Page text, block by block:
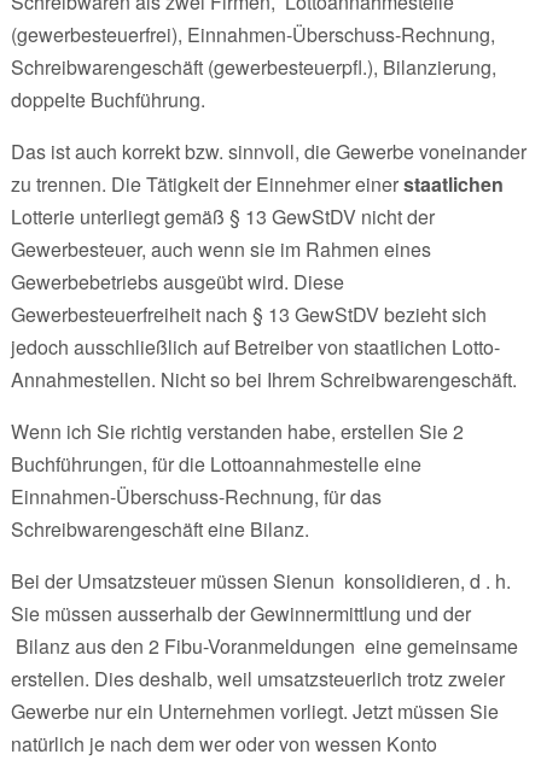
(gewerbesteuerfrei), Einnahmen-Überschuss-Rechnung,
Schreibwarengeschäft (gewerbesteuerpfl.), Bilanzierung,
doppelte Buchführung.
Das ist auch korrekt bzw. sinnvoll, die Gewerbe voneinander
zu trennen. Die Tätigkeit der Einnehmer einerstaatlichen
Lotterie unterliegt gemäß § 13 GewStDV nicht der
Gewerbesteuer, auch wenn sie im Rahmen eines
Gewerbebetriebs ausgeübt wird. Diese
Gewerbesteuerfreiheit nach § 13 GewStDV bezieht sich
jedoch ausschließlich auf Betreiber von staatlichen Lotto-
Annahmestellen. Nicht so bei Ihrem Schreibwarengeschäft.
Wenn ich Sie richtig verstanden habe, erstellen Sie 2
Buchführungen, für die Lottoannahmestelle eine
Einnahmen-Überschuss-Rechnung, für das
Schreibwarengeschäft eine Bilanz.
Bei der Umsatzsteuer müssen Sienun konsolidieren, d . h.
Sie müssen ausserhalb der Gewinnermittlung und der
Bilanz aus den 2 Fibu-Voranmeldungen eine gemeinsame
erstellen. Dies deshalb, weil umsatzsteuerlich trotz zweier
Gewerbe nur ein Unternehmen vorliegt. Jetzt müssen Sie
natürlich je nach dem wer oder von wessen Konto